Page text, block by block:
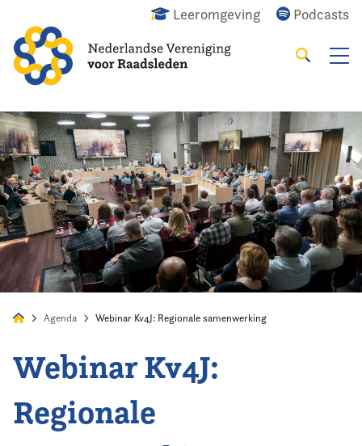
Leeromgeving Podcasts
Alles Nieuws Agenda Raadslid
Zoeken
Home
Agenda
Agenda Webinar Kv4J: Regionale samenwerking
Webinar Kv4J:
Regionale